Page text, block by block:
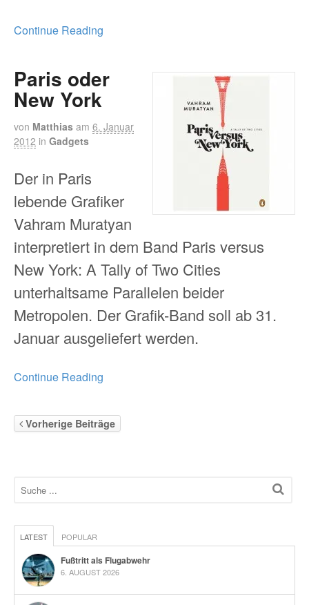
Continue Reading
Paris oder
New York
von Matthias am 6. Januar
2012 in Gadgets
Der in Paris
lebende Grafiker
Vahram Muratyan
interpretiert in dem Band Paris versus
New York: A Tally of Two Cities
unterhaltsame Parallelen beider
Metropolen. Der Grafik-Band soll ab 31.
Januar ausgeliefert werden.
Continue Reading
Vorherige Beiträge
LATEST POPULAR
Fußtritt als Flugabwehr
6. AUGUST 2026